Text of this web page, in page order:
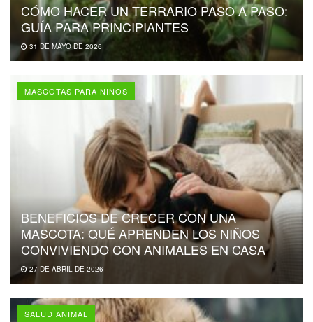
CÓMO HACER UN TERRARIO PASO A PASO:
GUÍA PARA PRINCIPIANTES
31 DE MAYO DE 2026
MASCOTAS PARA NIÑOS
BENEFICIOS DE CRECER CON UNA
MASCOTA: QUÉ APRENDEN LOS NIÑOS
CONVIVIENDO CON ANIMALES EN CASA
27 DE ABRIL DE 2026
SALUD ANIMAL